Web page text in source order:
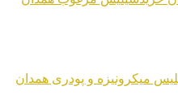
میکرونیزه و پودری همدان